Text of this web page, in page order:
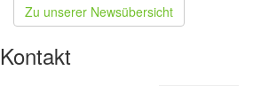
Zu unserer Newsübersicht
Kontakt